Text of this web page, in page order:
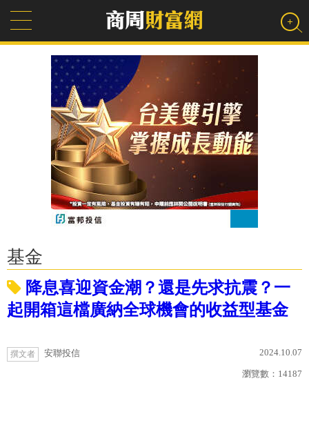
基金
降息喜迎資金潮？還是先求抗震？一
起開箱這檔廣納全球機會的收益型基金
撰文者 安聯投信 2024.10.07
瀏覽數： 14187